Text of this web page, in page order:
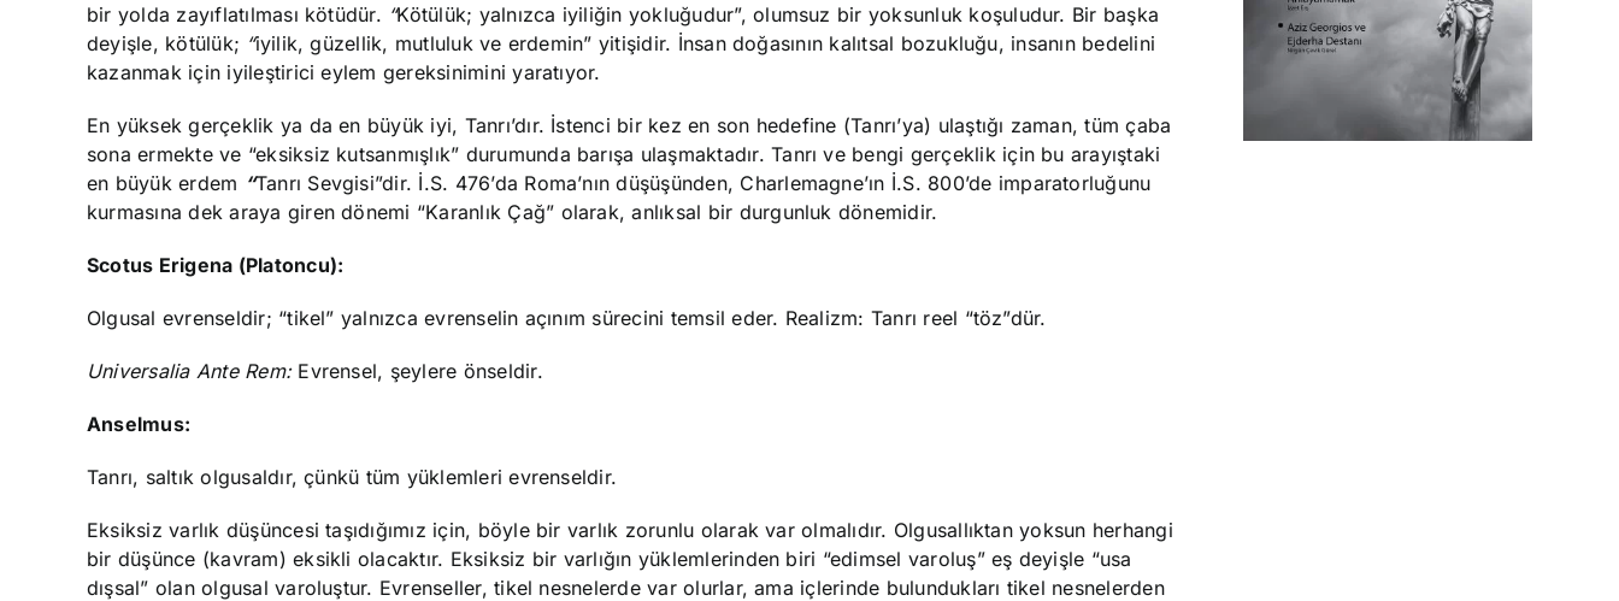
bir yolda zayıflatılması kötüdür. “Kötülük; yalnızca iyiliğin yokluğudur”, olumsuz bir yoksunluk koşuludur. Bir başka
deyişle, kötülük; “iyilik, güzellik, mutluluk ve erdemin” yitişidir. İnsan doğasının kalıtsal bozukluğu, insanın bedelini
kazanmak için iyileştirici eylem gereksinimini yaratıyor.
En yüksek gerçeklik ya da en büyük iyi, Tanrı’dır. İstenci bir kez en son hedefine (Tanrı’ya) ulaştığı zaman, tüm çaba
sona ermekte ve “eksiksiz kutsanmışlık” durumunda barışa ulaşmaktadır. Tanrı ve bengi gerçeklik için bu arayıştaki
en büyük erdem “Tanrı Sevgisi”dir. İ.S. 476’da Roma’nın düşüşünden, Charlemagne’ın İ.S. 800’de imparatorluğunu
kurmasına dek araya giren dönemi “Karanlık Çağ” olarak, anlıksal bir durgunluk dönemidir.
Scotus Erigena (Platoncu):
Olgusal evrenseldir; “tikel” yalnızca evrenselin açınım sürecini temsil eder. Realizm: Tanrı reel “töz”dür.
Universalia Ante Rem: Evrensel, şeylere önseldir.
Anselmus:
Tanrı, saltık olgusaldır, çünkü tüm yüklemleri evrenseldir.
Eksiksiz varlık düşüncesi taşıdığımız için, böyle bir varlık zorunlu olarak var olmalıdır. Olgusallıktan yoksun herhangi
bir düşünce (kavram) eksikli olacaktır. Eksiksiz bir varlığın yüklemlerinden biri “edimsel varoluş” eş deyişle “usa
dışsal” olan olgusal varoluştur. Evrenseller, tikel nesnelerde var olurlar, ama içlerinde bulundukları tikel nesnelerden